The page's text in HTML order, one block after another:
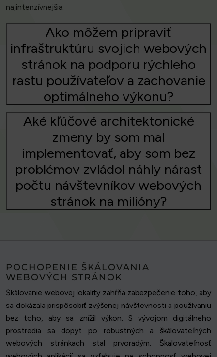
najintenzívnejšia.
Ako môžem pripraviť
infraštruktúru svojich webových
stránok na podporu rýchleho
rastu používateľov a zachovanie
optimálneho výkonu?
Aké kľúčové architektonické
zmeny by som mal
implementovať, aby som bez
problémov zvládol náhly nárast
počtu návštevníkov webových
stránok na milióny?
POCHOPENIE ŠKÁLOVANIA
WEBOVÝCH STRÁNOK
Škálovanie webovej lokality zahŕňa zabezpečenie toho, aby
sa dokázala prispôsobiť zvýšenej návštevnosti a používaniu
bez toho, aby sa znížil výkon. S vývojom digitálneho
prostredia sa dopyt po robustných a škálovateľných
webových stránkach stal prvoradým. Škálovateľnosť